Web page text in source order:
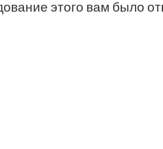
этого вам было